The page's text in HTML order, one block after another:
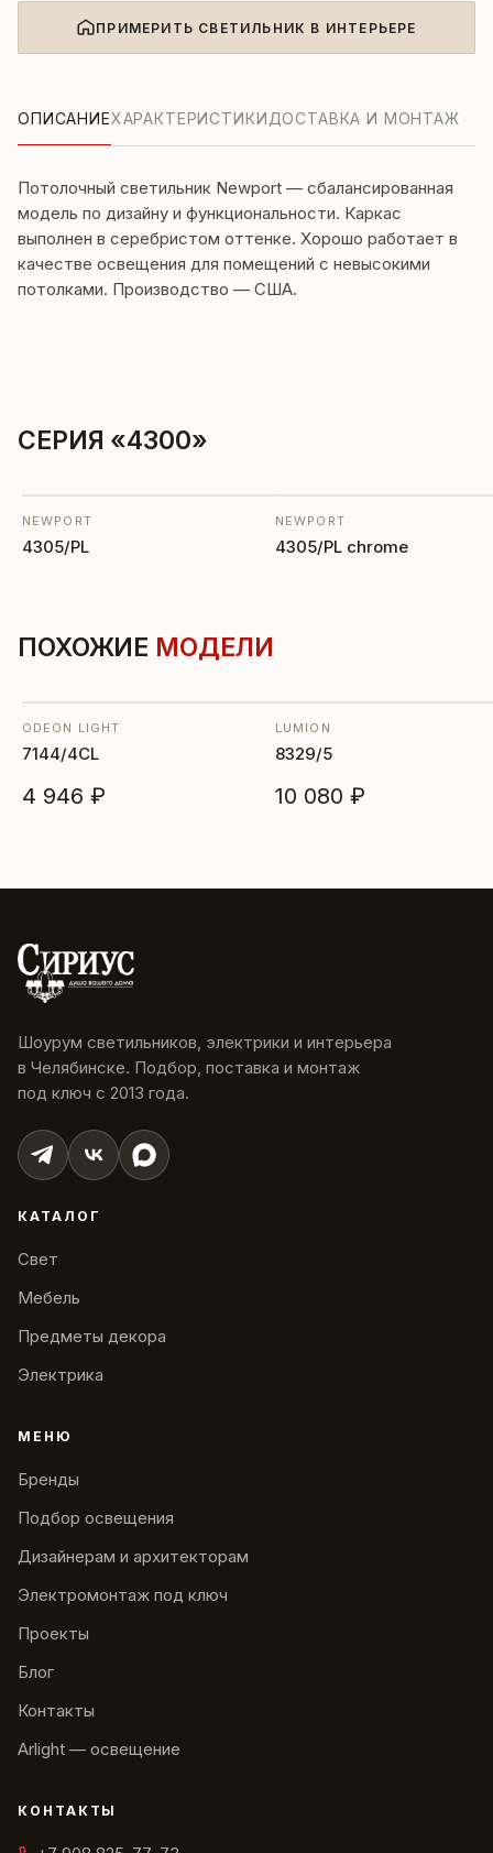
ПРИМЕРИТЬ СВЕТИЛЬНИК В ИНТЕРЬЕРЕ
ОПИСАНИЕХАРАКТЕРИСТИКИДОСТАВКА И МОНТАЖ
Потолочный светильник Newport — сбалансированная
модель по дизайну и функциональности. Каркас
выполнен в серебристом оттенке. Хорошо работает в
качестве освещения для помещений с невысокими
потолками. Производство — США.
СЕРИЯ «4300»
NEWPORT
4305/PL
NEWPORT
4305/PL chrome
ПОХОЖИЕ МОДЕЛИ
ODEON LIGHT
7144/4CL
4 946 ₽
LUMION
8329/5
10 080 ₽
Шоурум светильников, электрики и интерьера
в Челябинске. Подбор, поставка и монтаж
под ключ с 2013 года.
КАТАЛОГ
Свет
Мебель
Предметы декора
Электрика
МЕНЮ
Бренды
Подбор освещения
Дизайнерам и архитекторам
Электромонтаж под ключ
Проекты
Блог
Контакты
Arlight — освещение
КОНТАКТЫ